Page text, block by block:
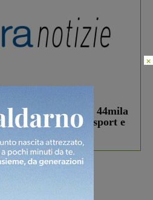
Smart Cities, oltre 44mila
il bando per lo sport e
×